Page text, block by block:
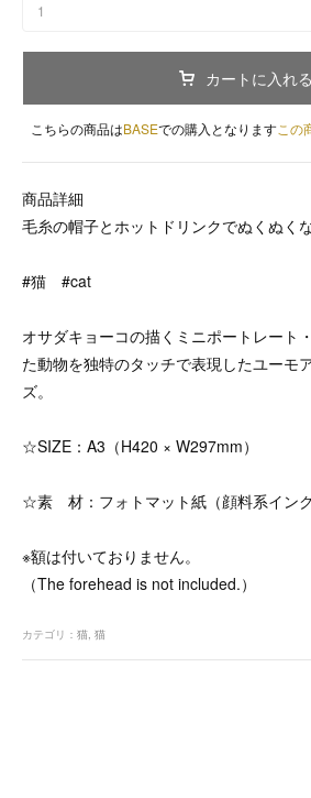
1
カートに入れる
こちらの商品はBASEでの購入となりますこの
商品詳細
毛糸の帽子とホットドリンクでぬくぬくな
#猫 #cat
オサダキョーコの描くミニポートレート
た動物を独特のタッチで表現したユーモ
ズ。
☆SIZE：A3（H420 × W297mm）
☆素 材：フォトマット紙（顔料系インク
※額は付いておりません。
（The forehead is not included.）
カテゴリ ： 猫 猫